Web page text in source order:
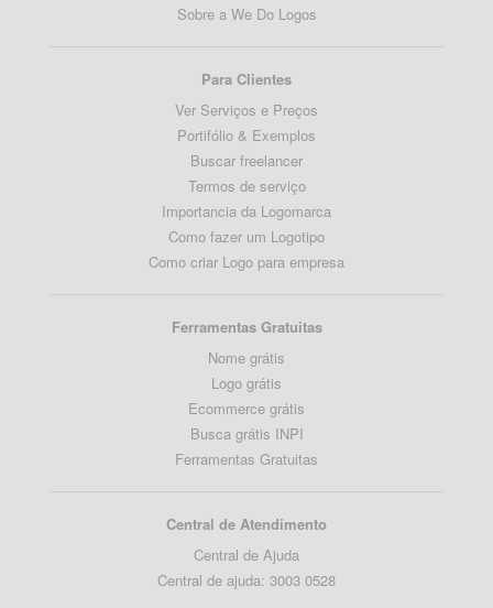
Sobre a We Do Logos
Para Clientes
Ver Serviços e Preços
Portifólio & Exemplos
Buscar freelancer
Termos de serviço
Importancia da Logomarca
Como fazer um Logotipo
Como criar Logo para empresa
Ferramentas Gratuitas
Nome grátis
Logo grátis
Ecommerce grátis
Busca grátis INPI
Ferramentas Gratuitas
Central de Atendimento
Central de Ajuda
Central de ajuda: 3003 0528